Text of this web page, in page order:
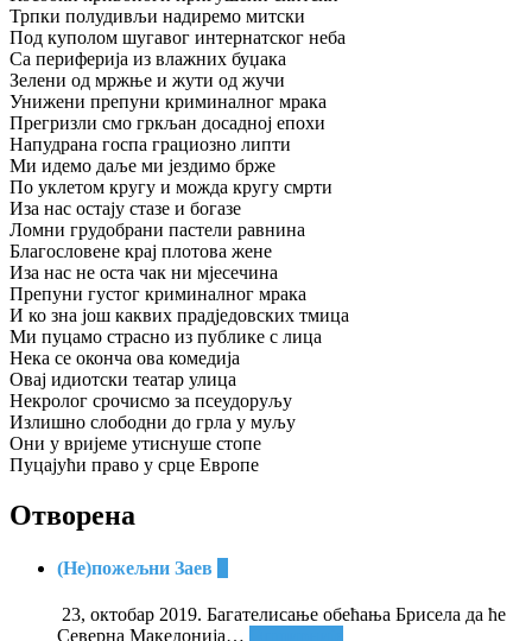
Трпки полудивљи надиремо митски
Под куполом шугавог интернатског неба
Са периферија из влажних буџака
Зелени од мржње и жути од жучи
Унижени препуни криминалног мрака
Прегризли смо гркљан досадној епохи
Напудрана госпа грациозно липти
Ми идемо даље ми јездимо брже
По уклетом кругу и можда кругу смрти
Иза нас остају стазе и богазе
Ломни грудобрани пастели равнина
Благословене крај плотова жене
Иза нас не оста чак ни мјесечина
Препуни густог криминалног мрака
И ко зна још каквих прадједовских тмица
Ми пуцамо страсно из публике с лица
Нека се оконча ова комедија
Овај идиотски театар улица
Некролог срочисмо за псеудоруљу
Излишно слободни до грла у муљу
Они у вријеме утиснуше стопе
Пуцајући право у срце Европе
Отворена
(Не)пожељни Заев
23, октобар 2019. Багателисање обећања Брисела да ће
Северна Македонија…